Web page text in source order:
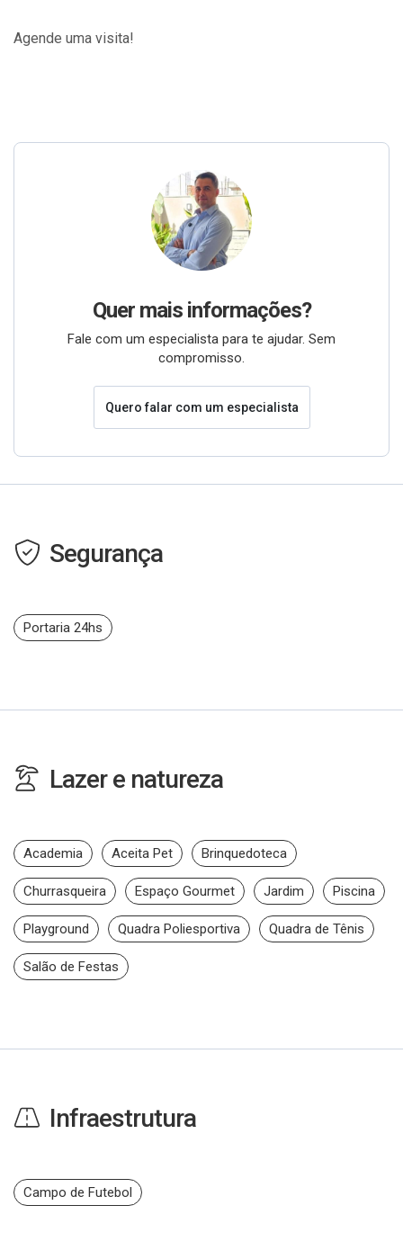
Agende uma visita!
Quer mais informações?
Fale com um especialista para te ajudar. Sem
compromisso.
Quero falar com um especialista
Segurança
Portaria 24hs
Lazer e natureza
Academia Aceita Pet Brinquedoteca
Churrasqueira Espaço Gourmet Jardim Piscina
Playground Quadra Poliesportiva Quadra de Tênis
Salão de Festas
Infraestrutura
Campo de Futebol